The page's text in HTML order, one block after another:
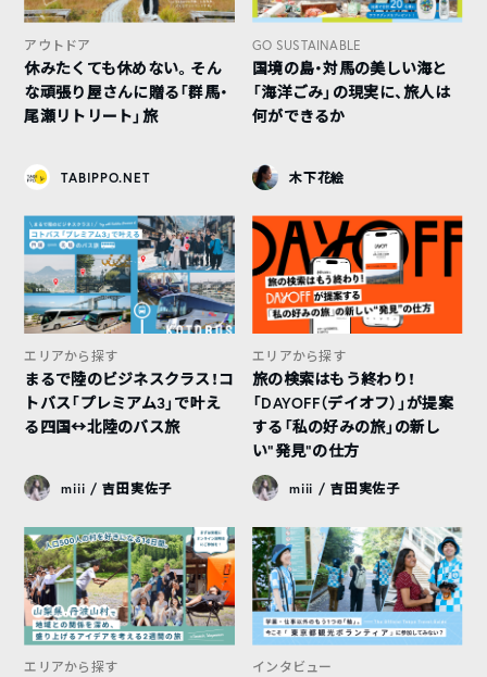
アウトドア
休みたくても休めない。そん
な頑張り屋さんに贈る「群馬・
尾瀬リトリート」旅
TABIPPO.NET
GO SUSTAINABLE
国境の島・対馬の美しい海と
「海洋ごみ」の現実に、旅人は
何ができるか
木下花絵
エリアから探す
まるで陸のビジネスクラス！コ
トバス「プレミアム3」で叶え
る四国↔︎北陸のバス旅
miii / 吉田実佐子
エリアから探す
旅の検索はもう終わり！
「DAYOFF（デイオフ）」が提案
する「私の好みの旅」の新し
い“発見”の仕方
miii / 吉田実佐子
エリアから探す インタビュー